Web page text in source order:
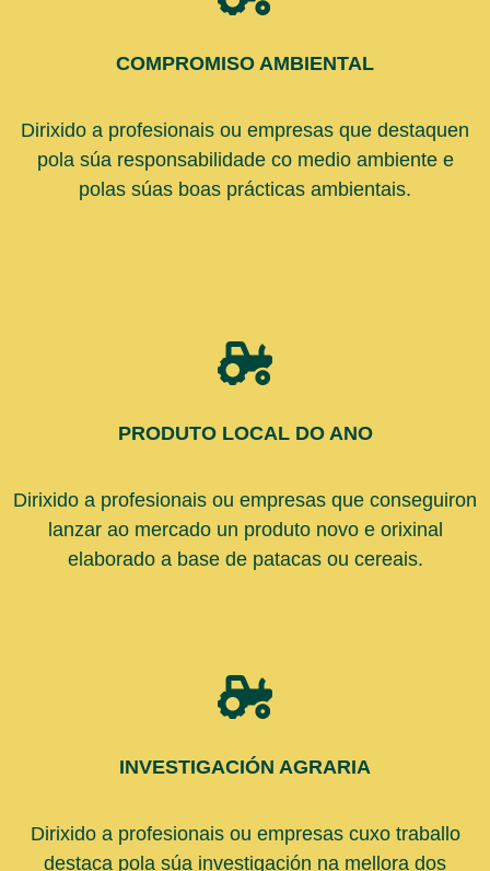
COMPROMISO AMBIENTAL
Dirixido a profesionais ou empresas que destaquen
pola súa responsabilidade co medio ambiente e
polas súas boas prácticas ambientais.
PRODUTO LOCAL DO ANO
Dirixido a profesionais ou empresas que conseguiron
lanzar ao mercado un produto novo e orixinal
elaborado a base de patacas ou cereais.
INVESTIGACIÓN AGRARIA
Dirixido a profesionais ou empresas cuxo traballo
destaca pola súa investigación na mellora dos